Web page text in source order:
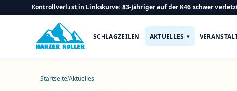
Kontrollverlust in Linkskurve: 83-Jähriger auf der K46 schwer
SCHLAGZEILEN AKTUELLES
Startseite/Aktuelles